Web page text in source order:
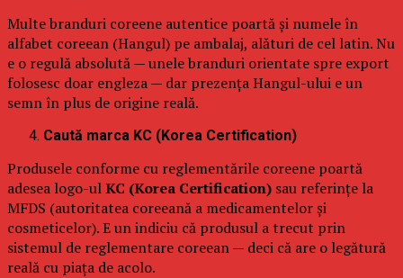
Multe branduri coreene autentice poartă și numele în
alfabet coreean (Hangul) pe ambalaj, alături de cel latin. Nu
e o regulă absolută — unele branduri orientate spre export
folosesc doar engleza — dar prezența Hangul-ului e un
semn în plus de origine reală.
Caută marca KC (Korea Certification)
Produsele conforme cu reglementările coreene poartă
adesea logo-ulKC (Korea Certification) sau referințe la
MFDS (autoritatea coreeană a medicamentelor și
cosmeticelor). E un indiciu că produsul a trecut prin
sistemul de reglementare coreean — deci că are o legătură
reală cu piața de acolo.